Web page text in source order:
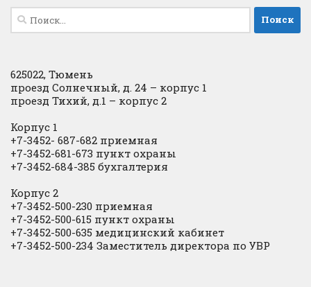
Найти:
625022, Тюмень
проезд Солнечный, д. 24 – корпус 1
проезд Тихий, д.1 – корпус 2
Корпус 1
+7-3452- 687-682 приемная
+7-3452-681-673 пункт охраны
+7-3452-684-385 бухгалтерия
Корпус 2
+7-3452-500-230 приемная
+7-3452-500-615 пункт охраны
+7-3452-500-635 медицинский кабинет
+7-3452-500-234 Заместитель директора по УВР